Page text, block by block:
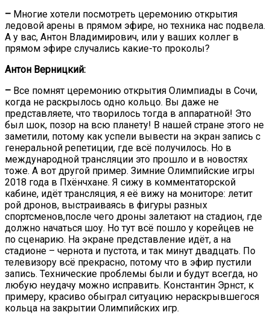
– Многие хотели посмотреть церемонию открытия
ледовой арены в прямом эфире, но техника нас подвела.
А у вас, Антон Владимирович, или у ваших коллег в
прямом эфире случались какие-то проколы?
Антон Верницкий:
– Все помнят церемонию открытия Олимпиады в Сочи,
когда не раскрылось одно кольцо. Вы даже не
представляете, что творилось тогда в аппаратной! Это
был шок, позор на всю планету! В нашей стране этого не
заметили, потому как успели вывести на экран запись с
генеральной репетиции, где всё получилось. Но в
международной трансляции это прошло и в новостях
тоже. А вот другой пример. Зимние Олимпийские игры
2018 года в Пхёнчхане. Я сижу в комментаторской
кабине, идёт трансляция, я её вижу на мониторе: летит
рой дронов, выстраиваясь в фигуры разных
спортсменов,после чего дроны залетают на стадион, где
должно начаться шоу. Но тут всё пошло у корейцев не
по сценарию. На экране представление идёт, а на
стадионе – чернота и пустота, и так минут двадцать. По
телевизору всё прекрасно, потому что в эфир пустили
запись. Технические проблемы были и будут всегда, но
любую неудачу можно исправить. Константин Эрнст, к
примеру, красиво обыграл ситуацию нераскрывшегося
кольца на закрытии Олимпийских игр.